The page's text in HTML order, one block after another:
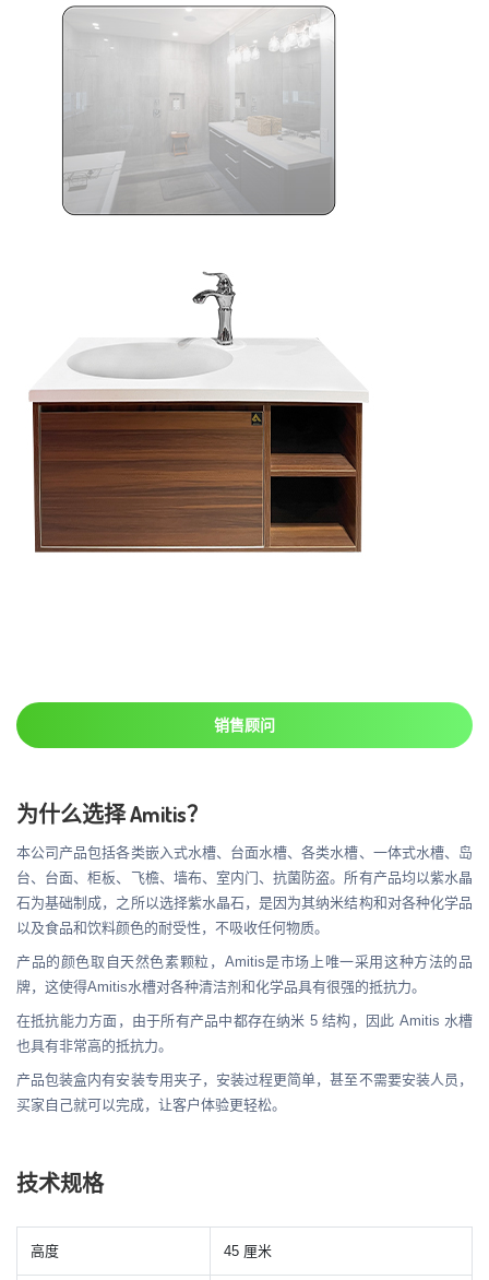
销售顾问
为什么选择 Amitis？
本公司产品包括各类嵌入式水槽、台面水槽、各类水槽、一体式水槽、岛
台、台面、柜板、飞檐、墙布、室内门、抗菌防盗。所有产品均以紫水晶
石为基础制成，之所以选择紫水晶石，是因为其纳米结构和对各种化学品
以及食品和饮料颜色的耐受性，不吸收任何物质。
产品的颜色取自天然色素颗粒，Amitis是市场上唯一采用这种方法的品
牌，这使得Amitis水槽对各种清洁剂和化学品具有很强的抵抗力。
在抵抗能力方面，由于所有产品中都存在纳米 5 结构，因此 Amitis 水槽
也具有非常高的抵抗力。
产品包装盒内有安装专用夹子，安装过程更简单，甚至不需要安装人员，
买家自己就可以完成，让客户体验更轻松。
技术规格
高度 45 厘米